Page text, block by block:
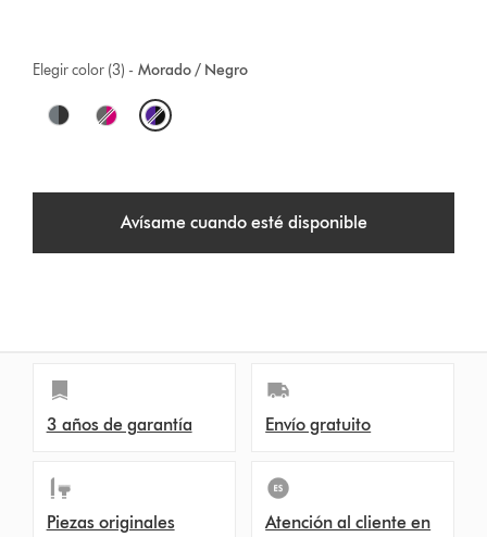
Morado / Negro
Elegir color (3) -
O
t
Avísame cuando esté disponible
3 años de garantía Envío gratuito
Piezas originales
Atención al cliente en